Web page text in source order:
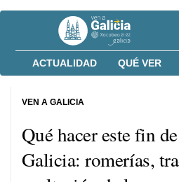
ACTUALIDAD QUÉ VER
Qué hacer este fin
Galicia: romerías,
VEN A GALICIA